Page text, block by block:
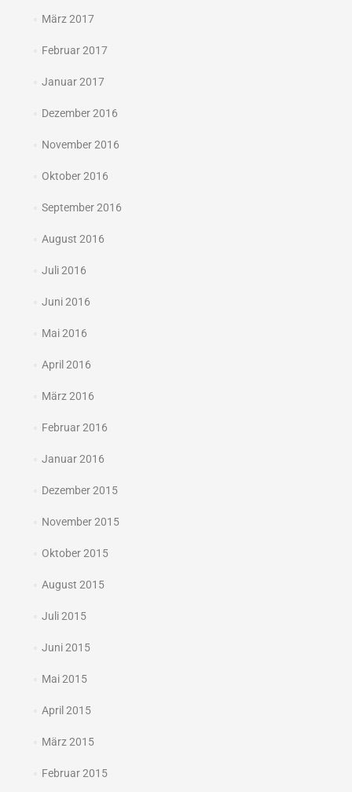
März 2017
Februar 2017
Januar 2017
Dezember 2016
November 2016
Oktober 2016
September 2016
August 2016
Juli 2016
Juni 2016
Mai 2016
April 2016
März 2016
Februar 2016
Januar 2016
Dezember 2015
November 2015
Oktober 2015
August 2015
Juli 2015
Juni 2015
Mai 2015
April 2015
März 2015
Februar 2015